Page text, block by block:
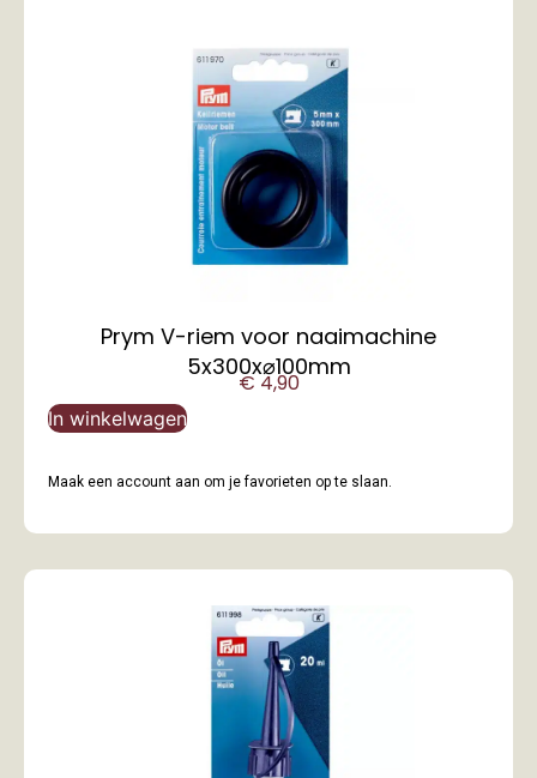
Prym V-riem voor naaimachine
5x300x⌀100mm
€4,90
In winkelwagen
Maak een account aan om je favorieten op te slaan.